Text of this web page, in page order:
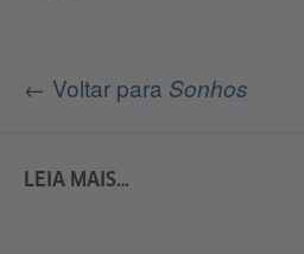
← Voltar para Sonhos
LEIA MAIS…